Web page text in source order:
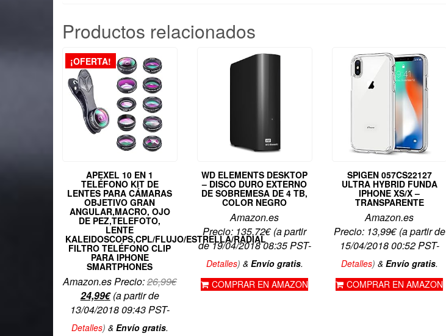
Productos relacionados
¡OFERTA!
APEXEL 10 EN 1
TELÉFONO KIT DE
LENTES PARA CÁMARAS
OBJETIVO GRAN
ANGULAR,MACRO, OJO
DE PEZ,TELEFOTO,
LENTE
KALEIDOSCOPS,CPL/FLUJO/ESTRELLA/RADIAL
FILTRO TELÉFONO CLIP
PARA IPHONE
SMARTPHONES
Amazon.es Precio:26,99€
El
precio
original
24,99€El
precio
actual
(a partir de
13/04/2018 09:43 PST-
Detalles) & Envío gratis.
WD ELEMENTS DESKTOP
– DISCO DURO EXTERNO
DE SOBREMESA DE 4 TB,
COLOR NEGRO
Amazon.es
Precio: 135,72€(a partir
de 19/04/2018 08:35 PST-
Detalles) & Envío gratis.
COMPRAR EN AMAZON
SPIGEN 057CS22127
ULTRA HYBRID FUNDA
IPHONE XS/X –
TRANSPARENTE
Amazon.es
Precio: 13,99€(a partir de
15/04/2018 00:52 PST-
Detalles) & Envío gratis.
COMPRAR EN AMAZON